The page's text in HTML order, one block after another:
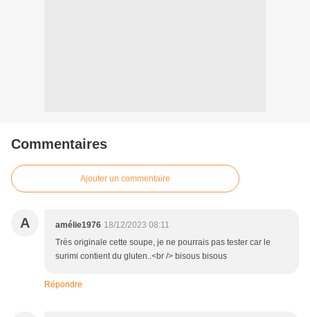
Commentaires
Ajouter un commentaire
A amélie1976 18/12/2023 08:11
Très originale cette soupe, je ne pourrais pas tester car le
surimi contient du gluten..<br /> bisous bisous
Répondre